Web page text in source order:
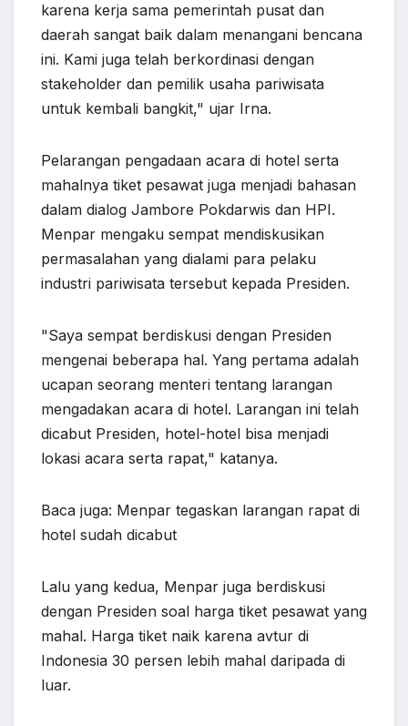
karena kerja sama pemerintah pusat dan
daerah sangat baik dalam menangani bencana
ini. Kami juga telah berkordinasi dengan
stakeholder dan pemilik usaha pariwisata
untuk kembali bangkit," ujar Irna.
Pelarangan pengadaan acara di hotel serta
mahalnya tiket pesawat juga menjadi bahasan
dalam dialog Jambore Pokdarwis dan HPI.
Menpar mengaku sempat mendiskusikan
permasalahan yang dialami para pelaku
industri pariwisata tersebut kepada Presiden.
"Saya sempat berdiskusi dengan Presiden
mengenai beberapa hal. Yang pertama adalah
ucapan seorang menteri tentang larangan
mengadakan acara di hotel. Larangan ini telah
dicabut Presiden, hotel-hotel bisa menjadi
lokasi acara serta rapat," katanya.
Baca juga: Menpar tegaskan larangan rapat di
hotel sudah dicabut
Lalu yang kedua, Menpar juga berdiskusi
dengan Presiden soal harga tiket pesawat yang
mahal. Harga tiket naik karena avtur di
Indonesia 30 persen lebih mahal daripada di
luar.